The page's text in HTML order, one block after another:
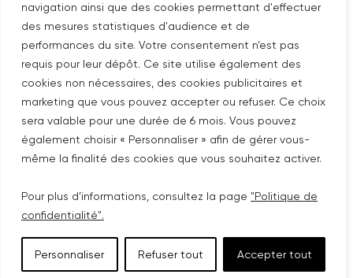
navigation ainsi que des cookies permettant d'effectuer
des mesures statistiques d'audience et de
performances du site. Votre consentement n’est pas
requis pour leur dépôt. Ce site utilise également des
cookies non nécessaires, des cookies publicitaires et
marketing que vous pouvez accepter ou refuser. Ce choix
sera valable pour une durée de 6 mois. Vous pouvez
également choisir « Personnaliser » afin de gérer vous-
même la finalité des cookies que vous souhaitez activer.
Pour plus d’informations, consultez la page "Politique de
confidentialité".
Personnaliser Refuser tout Accepter tout
ABONNEZ-VOUS À NOTRE NEWSLETTER
©COPYRIGHT COVIVIO 2026
POLITIQUE DE CONFIDENTIALITÉ
MENTIONS LÉGALES